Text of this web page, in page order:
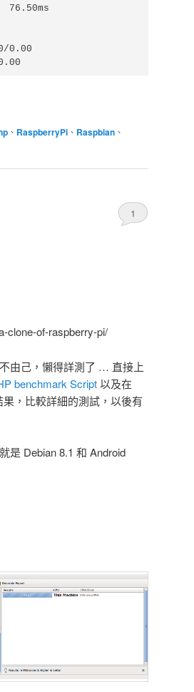
76.50ms
0.00
、 RaspberryPi 、 Raspbian 、
1
clone-of-raspberry-pi/
由己，懶得詳測了 … 直接上
benchmark Script以及在
果，比較詳細的測試，以後有
是 Debian 8.1 和 Android